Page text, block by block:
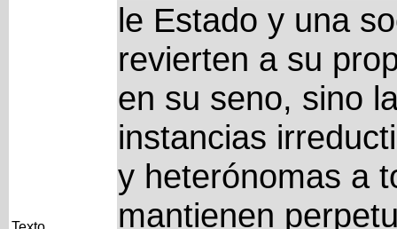
le Estado y una
revierten a su
en su seno, sino
instancias
y heterónomas a
mantienen